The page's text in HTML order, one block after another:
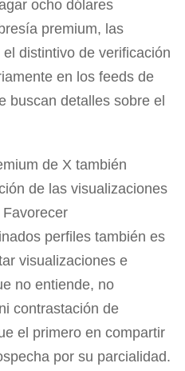
ocho dólares
premium, las
distintivo de verificación
en los feeds de
buscan detalles sobre el
de X también
de las visualizaciones
perfiles también es
visualizaciones e
no entiende, no
contrastación de
el primero en compartir
por su parcialidad.